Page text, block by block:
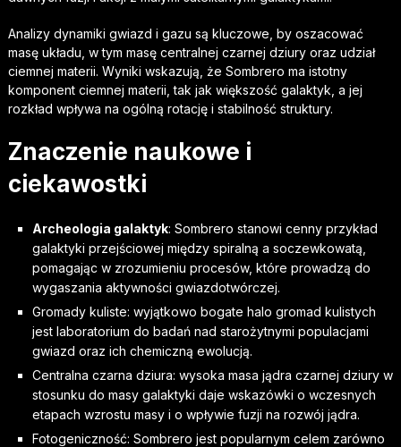
Analizy dynamiki gwiazd i gazu są kluczowe, by oszacować
masę układu, w tym masę centralnej czarnej dziury oraz udział
ciemnej materii. Wyniki wskazują, że Sombrero ma istotny
komponent ciemnej materii, tak jak większość galaktyk, a jej
rozkład wpływa na ogólną rotację i stabilność struktury.
Znaczenie naukowe i
ciekawostki
Archeologia galaktyk: Sombrero stanowi cenny przykład
galaktyki przejściowej między spiralną a soczewkowatą,
pomagając w zrozumieniu procesów, które prowadzą do
wygaszania aktywności gwiazdotwórczej.
Gromady kuliste: wyjątkowo bogate halo gromad kulistych
jest laboratorium do badań nad starożytnymi populacjami
gwiazd oraz ich chemiczną ewolucją.
Centralna czarna dziura: wysoka masa jądra czarnej dziury w
stosunku do masy galaktyki daje wskazówki o wczesnych
etapach wzrostu masy i o wpływie fuzji na rozwój jądra.
Fotogeniczność: Sombrero jest popularnym celem zarówno